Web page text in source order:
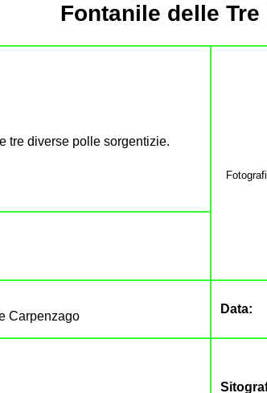
Fontanile delle Tre
tre diverse polle sorgentizie.
Carpenzago
Data: